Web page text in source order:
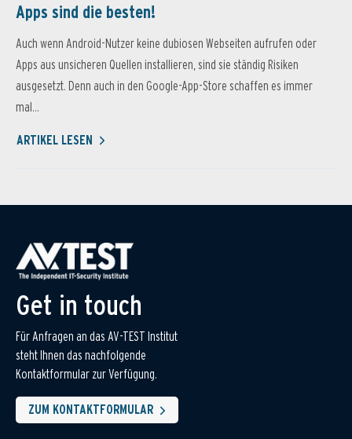
Apps sind die besten!
Auch wenn Android-Nutzer keine dubiosen Webseiten aufrufen oder
Apps aus unsicheren Quellen installieren, sind sie ständig Risiken
ausgesetzt. Denn auch in den Google-App-Store schaffen es immer
mal...
ARTIKEL LESEN
Get in touch
Für Anfragen an das AV-TEST Institut
steht Ihnen das nachfolgende
Kontaktformular zur Verfügung.
ZUM KONTAKTFORMULAR